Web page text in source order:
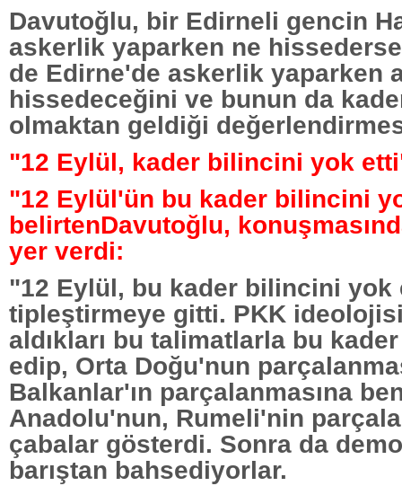
Davutoğlu, bir Edirneli gencin
askerlik yaparken ne
de Edirne'de askerlik yaparken
hissedeceğini ve bunun da
olmaktan geldiği
"12 Eylül, kader bilincini yok
"12 Eylül'ün bu kader bilincini
belirtenDavutoğlu,
yer verdi:
"12 Eylül, bu kader bilincini yok
tipleştirmeye gitti. PKK ideolojisi
aldıkları bu talimatlarla bu
edip, Orta Doğu'nun
Balkanlar'ın parçalanmasına
Anadolu'nun, Rumeli'nin
çabalar gösterdi. Sonra da
barıştan bahsediyorlar.